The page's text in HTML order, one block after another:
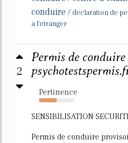
conduire / declaration de
a l'etranger
2
Permis de
Pertinence
50%
SENSIBILISATION
Permis de conduire